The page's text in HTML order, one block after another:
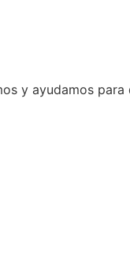
y ayudamos para